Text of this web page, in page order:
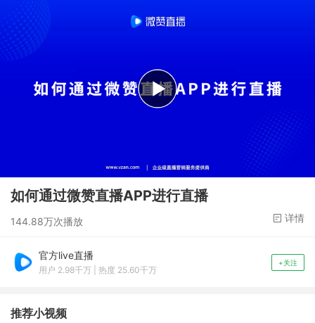
正在加载
如何通过​微赞直播APP进行直播
144.88万次播放 详情
官方live直播
用户 2.98千万 | 热度 25.60千万
+关注
推荐小视频